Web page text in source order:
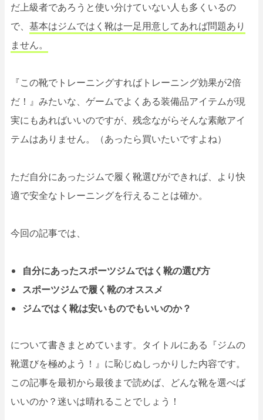
だ上級者であろうと使い分けていない人も多くいるの
で、 基本はジムではく靴は一足用意してあれば問題あり
ません。
『この靴でトレーニングすればトレーニング効果が2倍
だ！』みたいな、ゲームでよくある装備品アイテムが現
実にもあればいいのですが、残念ながらそんな素敵アイ
テムはありません。（あったら買いたいですよね）
ただ自分にあったジムで履く靴選びができれば、より快
適で安全なトレーニングを行えることは確か。
今回の記事では、
自分にあったスポーツジムではく靴の選び方
スポーツジムで履く靴のオススメ
ジムではく靴は安いものでもいいのか？
について書きまとめています。タイトルにある『ジムの
靴選びを極めよう！』に恥じぬしっかりした内容です。
この記事を最初から最後まで読めば、どんな靴を選べば
いいのか？迷いは晴れることでしょう！